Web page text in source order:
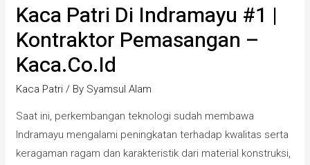
Kaca Patri Di Indramayu #1 |
Kontraktor Pemasangan –
Kaca.co.id
Kaca Patri / By Syamsul Alam
Saat ini, perkembangan teknologi sudah membawa
Indramayu mengalami peningkatan terhadap kwalitas serta
keragaman ragam dan karakteristik dari material konstruksi,